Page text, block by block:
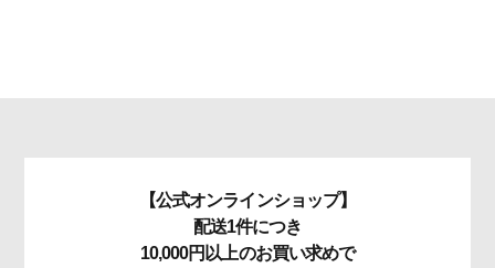
【公式オンラインショップ】
配送1件につき
10,000円以上のお買い求めで